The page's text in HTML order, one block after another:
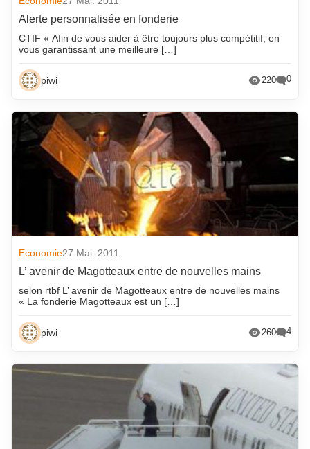
Alerte personnalisée en fonderie
CTIF « Afin de vous aider à être toujours plus compétitif, en
vous garantissant une meilleure […]
piwi 220 0
Economie27 Mai. 2011
L’ avenir de Magotteaux entre de nouvelles mains
selon rtbf L’ avenir de Magotteaux entre de nouvelles mains
« La fonderie Magotteaux est un […]
piwi 260 4